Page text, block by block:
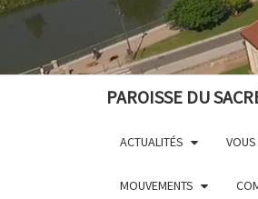
PAROISSE DU
ACTUALITÉS VOUS
MOUVEMENTS